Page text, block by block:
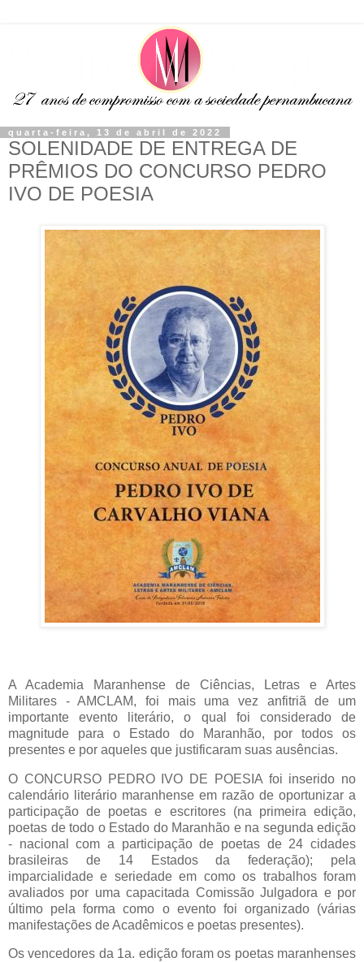
quarta-feira, 13 de abril de 2022
SOLENIDADE DE ENTREGA DE
PRÊMIOS DO CONCURSO PEDRO
IVO DE POESIA
A Academia Maranhense de Ciências, Letras e Artes
Militares - AMCLAM, foi mais uma vez anfitriã de um
importante evento literário, o qual foi considerado de
magnitude para o Estado do Maranhão, por todos os
presentes e por aqueles que justificaram suas ausências.
O CONCURSO PEDRO IVO DE POESIA foi inserido no
calendário literário maranhense em razão de oportunizar a
participação de poetas e escritores (na primeira edição,
poetas de todo o Estado do Maranhão e na segunda edição
- nacional com a participação de poetas de 24 cidades
brasileiras de 14 Estados da federação); pela
imparcialidade e seriedade em como os trabalhos foram
avaliados por uma capacitada Comissão Julgadora e por
último pela forma como o evento foi organizado (várias
manifestações de Acadêmicos e poetas presentes).
Os vencedores da 1a. edição foram os poetas maranhenses